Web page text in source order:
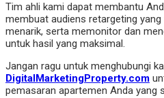
Tim ahli kami dapat membantu
membuat audiens retargeting
menarik, serta memonitor dan
untuk hasil yang maksimal.
Jangan ragu untuk menghubungi
DigitalMarketingProperty.com
pemasaran apartemen Anda yang